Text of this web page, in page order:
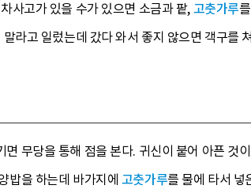
사고가 있을 수가 있으면 소금과 팥,고춧가루
라고 일렀는데 갔다 와서 좋지 않으면 객구를
무당을 통해 점을 본다. 귀신이 붙어 아픈 것
밥을 하는데 바가지에 고춧가루를 물에 타서 넣